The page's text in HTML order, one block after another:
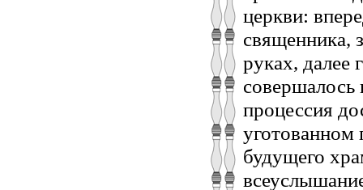
церкви:
священника,
руках,
совершалось
процессия
будущего